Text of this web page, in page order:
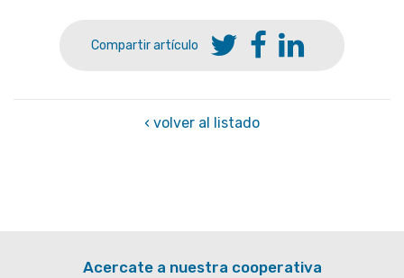
Compartir artículo
‹ volver al listado
Acercate a nuestra cooperativa